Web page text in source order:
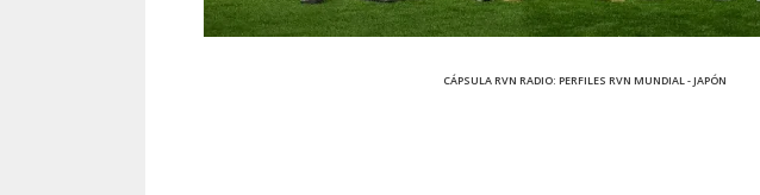
CÁPSULA RVN RADIO: PERFILES RVN MUNDIAL -JAPÓN